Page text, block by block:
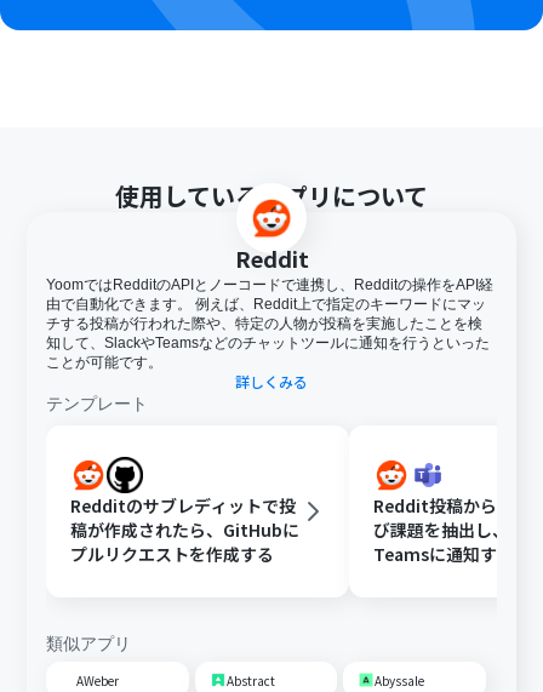
使用しているアプリについて
Reddit
YoomではRedditのAPIとノーコードで連携し、Redditの操作をAPI経
由で自動化できます。 例えば、Reddit上で指定のキーワードにマッ
チする投稿が行われた際や、特定の人物が投稿を実施したことを検
知して、SlackやTeamsなどのチャットツールに通知を行うといった
ことが可能です。
詳しくみる
テンプレート
Redditのサブレディットで投
稿が作成されたら、GitHubに
プルリクエストを作成する
Reddit投稿から顧客
び課題を抽出し、
Teamsに通知する
類似アプリ
AWeber Abstract Abyssale